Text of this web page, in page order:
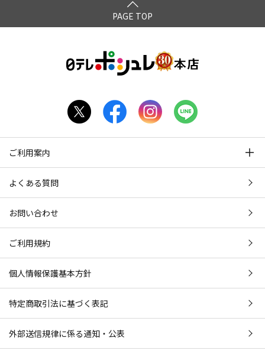
PAGE TOP
ご利用案内
よくある質問
お問い合わせ
ご利用規約
個人情報保護基本方針
特定商取引法に基づく表記
外部送信規律に係る通知・公表